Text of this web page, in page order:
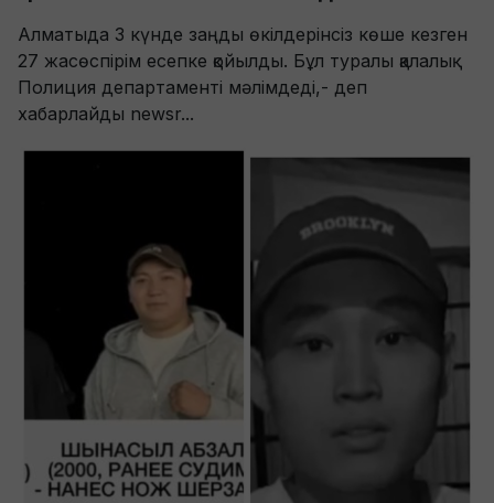
Алматыда 3 күнде заңды өкілдерінсіз көше кезген
27 жасөспірім есепке қойылды. Бұл туралы қалалық
Полиция департаменті мәлімдеді,- деп
хабарлайды newsr...